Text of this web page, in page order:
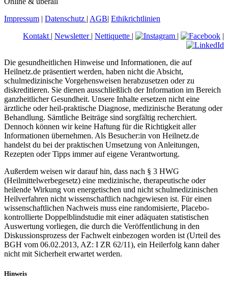
Impressum | Datenschutz | AGB| Ethikrichtlinien
Kontakt | Newsletter | Nettiquette | | |
Die gesundheitlichen Hinweise und Informationen, die auf
Heilnetz.de präsentiert werden, haben nicht die Absicht,
schulmedizinische Vorgehensweisen herabzusetzen oder zu
diskreditieren. Sie dienen ausschließlich der Information im Bereich
ganzheitlicher Gesundheit. Unsere Inhalte ersetzen nicht eine
ärztliche oder heil-praktische Diagnose, medizinische Beratung oder
Behandlung. Sämtliche Beiträge sind sorgfältig recherchiert.
Dennoch können wir keine Haftung für die Richtigkeit aller
Informationen übernehmen. Als Besucher:in von Heilnetz.de
handelst du bei der praktischen Umsetzung von Anleitungen,
Rezepten oder Tipps immer auf eigene Verantwortung.
Außerdem weisen wir darauf hin, dass nach § 3 HWG
(Heilmittelwerbegesetz) eine medizinische, therapeutische oder
heilende Wirkung von energetischen und nicht schulmedizinischen
Heilverfahren nicht wissenschaftlich nachgewiesen ist. Für einen
wissenschaftlichen Nachweis muss eine randomisierte, Placebo-
kontrollierte Doppelblindstudie mit einer adäquaten statistischen
Auswertung vorliegen, die durch die Veröffentlichung in den
Diskussionsprozess der Fachwelt einbezogen worden ist (Urteil des
BGH vom 06.02.2013, AZ: I ZR 62/11), ein Heilerfolg kann daher
nicht mit Sicherheit erwartet werden.
Hinweis